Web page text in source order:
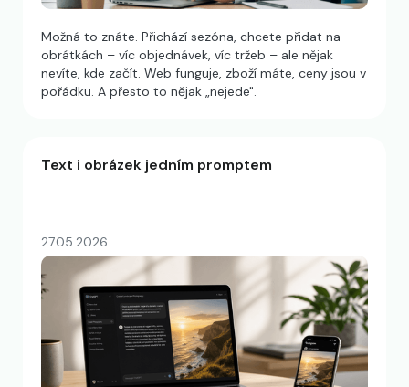
Možná to znáte. Přichází sezóna, chcete přidat na
obrátkách – víc objednávek, víc tržeb – ale nějak
nevíte, kde začít. Web funguje, zboží máte, ceny jsou v
pořádku. A přesto to nějak „nejede".
Text i obrázek jedním promptem
27.05.2026